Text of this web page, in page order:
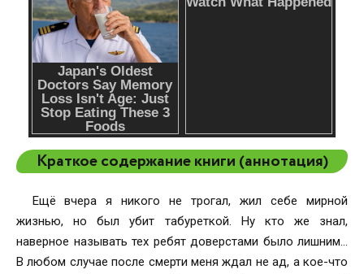
Краткое содержание книги (аннотация)
Ещё вчера я никого не трогал, жил себе мирной
жизнью, но был убит табуреткой. Ну кто же знал,
наверное называть тех ребят доверстами было лишним…
В любом случае после смерти меня ждал не ад, а кое-что